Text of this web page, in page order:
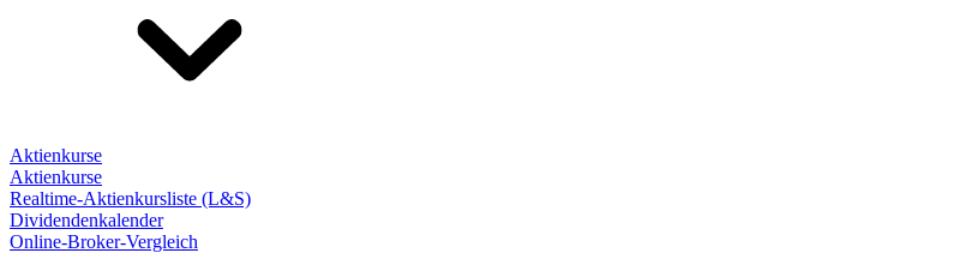
Aktienkurse
Aktienkurse
Realtime-Aktienkursliste (L&S)
Dividendenkalender
Online-Broker-Vergleich